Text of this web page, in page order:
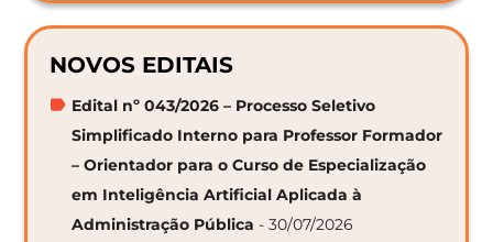
NOVOS EDITAIS
Edital nº 043/2026 – Processo Seletivo
Simplificado Interno para Professor Formador
– Orientador para o Curso de Especialização
em Inteligência Artificial Aplicada à
Administração Pública - 30/07/2026